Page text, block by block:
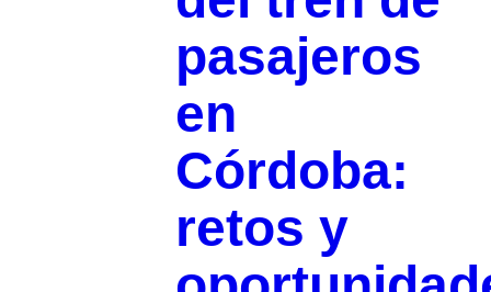
pasajeros
en
Córdoba:
retos y